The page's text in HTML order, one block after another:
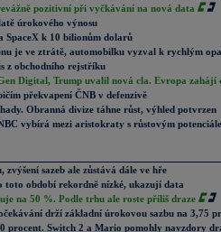
pozitivní při vyčkávání na nová data
úrokového výnosu
k 10 bilionům dolarů
je ve ztrátě, automobilku vyzval k rychlým
z obchodního rejstříku
Digital, Trump uvalil nová cla. Evropa zahájí
překvapení ČNB v defenzivě
Obranná divize táhne růst, výhled potvrzen
vybírá mezi aristokraty s růstovým
sazeb ale zůstává dále ve hře
toto období rekordně nízké, ukazují data
na 50 %. Podle trhu ale roste příliš draze
drží základní úrokovou sazbu na 3,75
procent. Switch 2 a Mario pomohly navzdory